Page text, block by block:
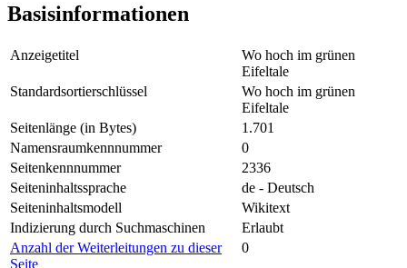
Basisinformationen
Anzeigetitel
Wo hoch im grünen
Eifeltale
Standardsortierschlüssel
Wo hoch im grünen
Eifeltale
Seitenlänge (in Bytes)
1.701
Namensraumkennnummer
0
Seitenkennnummer
2336
Seiteninhaltssprache
de - Deutsch
Seiteninhaltsmodell
Wikitext
Indizierung durch Suchmaschinen
Erlaubt
Anzahl der Weiterleitungen zu dieser
Seite
0